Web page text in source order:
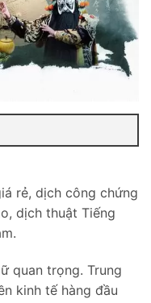
rẻ, dịch công chứng
dịch thuật Tiếng
quan trọng. Trung
kinh tế hàng đầu